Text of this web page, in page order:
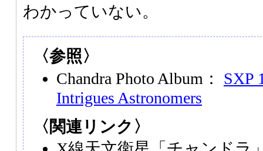
わかっていない。
〈参照〉
Chandra Photo Album： SXP
Intrigues Astronomers
〈関連リンク〉